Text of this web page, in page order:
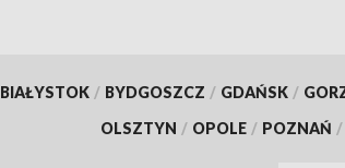
BIAŁYSTOK / BYDGOSZCZ / GDAŃSK /
OLSZTYN / OPOLE / POZNAŃ /